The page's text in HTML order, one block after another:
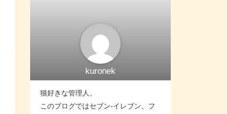
kuronek
猫好きな管理人。
このブログではセブン-イレブン、フ